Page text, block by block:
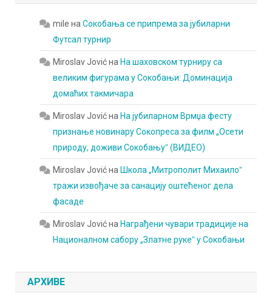
mile наСокобања се припрема за јубиларни
Футсал турнир
Miroslav Jovićна На шаховском турниру са
великим фигурама у Сокобањи: Доминација
домаћих такмичара
Miroslav Jovićна На јубиларном Врмџа фесту
признање новинару Сокопреса за филм „Осети
природу, доживи Сокобањуˮ (ВИДЕО)
Miroslav Jovićна Школа „Митрополит Михаилоˮ
тражи извођаче за санацију оштећеног дела
фасаде
Miroslav Jovićна Награђени чувари традиције на
Националном сабору „Златне рукеˮ у Сокобањи
АРХИВЕ